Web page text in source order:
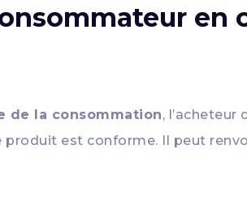
en
de la consommation, l’acheteur
produit est conforme. Il peut